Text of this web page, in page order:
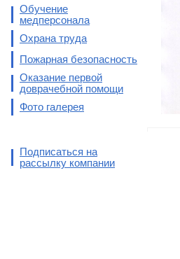
Обучение
медперсонала
Охрана труда
Пожарная безопасность
Оказание первой
доврачебной помощи
Фото галерея
Подписаться на
рассылку компании